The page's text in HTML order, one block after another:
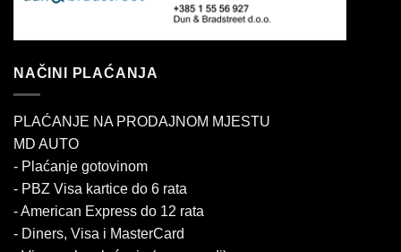
NAČINI PLAĆANJA
PLAĆANJE NA PRODAJNOM MJESTU
MD AUTO
- Plaćanje gotovinom
- PBZ Visa kartice do 6 rata
- American Express do 12 rata
- Diners, Visa i MasterCard